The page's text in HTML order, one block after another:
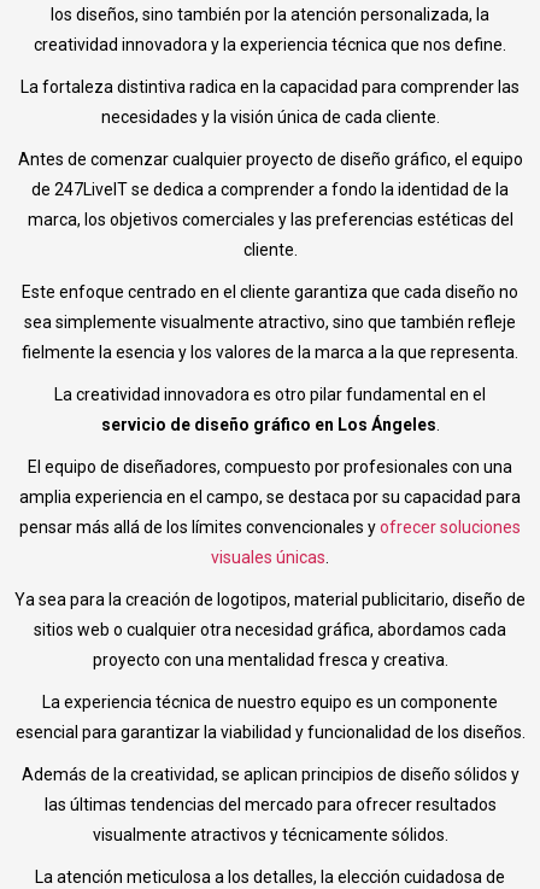
Los
Ángeles
los diseños, sino también por la atención personalizada, la
creatividad innovadora y la experiencia técnica que nos define.
La fortaleza distintiva radica en la capacidad para comprender las
necesidades y la visión única de cada cliente.
Antes de comenzar cualquier proyecto de diseño gráfico, el equipo
de 247LiveIT se dedica a comprender a fondo la identidad de la
marca, los objetivos comerciales y las preferencias estéticas del
cliente.
Este enfoque centrado en el cliente garantiza que cada diseño no
sea simplemente visualmente atractivo, sino que también refleje
fielmente la esencia y los valores de la marca a la que representa.
La creatividad innovadora es otro pilar fundamental en el
servicio de diseño gráfico en Los Ángeles.
El equipo de diseñadores, compuesto por profesionales con una
amplia experiencia en el campo, se destaca por su capacidad para
pensar más allá de los límites convencionales yofrecer soluciones
visuales únicas.
Ya sea para la creación de logotipos, material publicitario, diseño de
sitios web o cualquier otra necesidad gráfica, abordamos cada
proyecto con una mentalidad fresca y creativa.
La experiencia técnica de nuestro equipo es un componente
esencial para garantizar la viabilidad y funcionalidad de los diseños.
Además de la creatividad, se aplican principios de diseño sólidos y
las últimas tendencias del mercado para ofrecer resultados
visualmente atractivos y técnicamente sólidos.
La atención meticulosa a los detalles, la elección cuidadosa de